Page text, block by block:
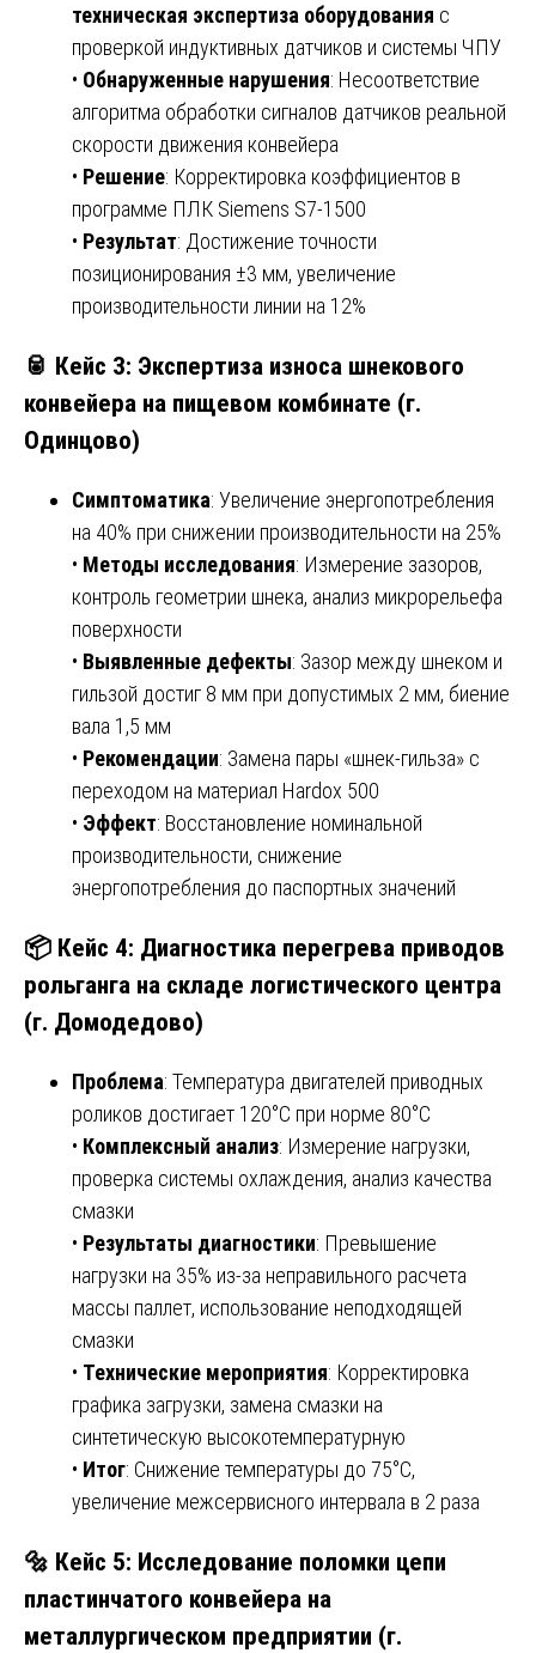
техническая экспертиза оборудования с
проверкой индуктивных датчиков и системы ЧПУ
• Обнаруженные нарушения: Несоответствие
алгоритма обработки сигналов датчиков реальной
скорости движения конвейера
• Решение: Корректировка коэффициентов в
программе ПЛК Siemens S7-1500
• Результат: Достижение точности
позиционирования ±3 мм, увеличение
производительности линии на 12%
🥫 Кейс 3: Экспертиза износа шнекового
конвейера на пищевом комбинате (г.
Одинцово)
Симптоматика: Увеличение энергопотребления
на 40% при снижении производительности на 25%
• Методы исследования: Измерение зазоров,
контроль геометрии шнека, анализ микрорельефа
поверхности
• Выявленные дефекты: Зазор между шнеком и
гильзой достиг 8 мм при допустимых 2 мм, биение
вала 1,5 мм
• Рекомендации: Замена пары «шнек-гильза» с
переходом на материал Hardox 500
• Эффект: Восстановление номинальной
производительности, снижение
энергопотребления до паспортных значений
📦 Кейс 4: Диагностика перегрева приводов
рольганга на складе логистического центра
(г. Домодедово)
Проблема: Температура двигателей приводных
роликов достигает 120°C при норме 80°C
• Комплексный анализ: Измерение нагрузки,
проверка системы охлаждения, анализ качества
смазки
• Результаты диагностики: Превышение
нагрузки на 35% из-за неправильного расчета
массы паллет, использование неподходящей
смазки
• Технические мероприятия: Корректировка
графика загрузки, замена смазки на
синтетическую высокотемпературную
• Итог: Снижение температуры до 75°C,
увеличение межсервисного интервала в 2 раза
🔩 Кейс 5: Исследование поломки цепи
пластинчатого конвейера на
металлургическом предприятии (г.